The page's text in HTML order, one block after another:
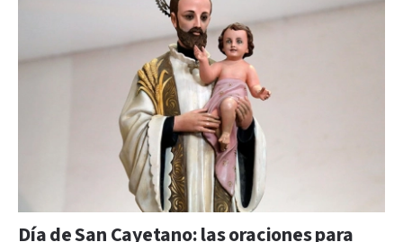
Día de San Cayetano: las oraciones para